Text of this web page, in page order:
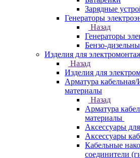
Зарядные
Генераторы
Назад
Генераторы
Бензо-
Изделия для
Назад
Изделия для
Арматура
материалы
Назад
Арматура
материалы
Аксессуары
Аксессуары
Кабельные
соединители